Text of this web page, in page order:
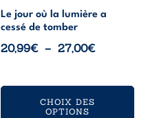
Le jour où la lumière a
cessé de tomber
20,99€ – 27,00€Plage
CHOIX DES
OPTIONS
page
du
produit